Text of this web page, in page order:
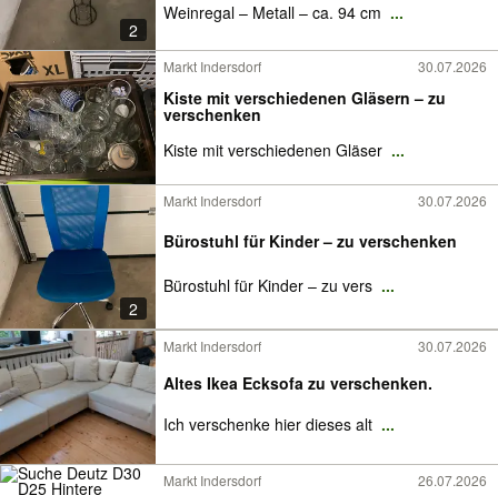
2
Weinregal – Metall – ca. 94 cm ...
Markt Indersdorf 30.07.2026
Kiste mit verschiedenen Gläsern – zu
verschenken
Kiste mit verschiedenen Gläser ...
2
Markt Indersdorf 30.07.2026
Bürostuhl für Kinder – zu verschenken
Bürostuhl für Kinder – zu vers ...
Markt Indersdorf 30.07.2026
Altes Ikea Ecksofa zu verschenken.
Ich verschenke hier dieses alt ...
Markt Indersdorf 26.07.2026